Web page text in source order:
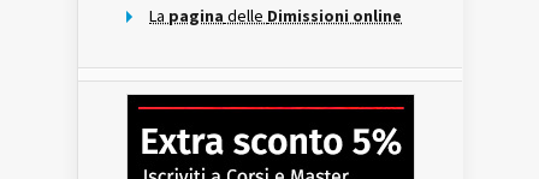
La pagina delle Dimissioni online